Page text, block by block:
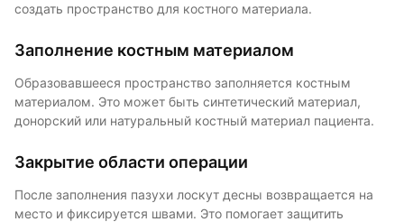
создать пространство для костного материала.
Заполнение костным материалом
Образовавшееся пространство заполняется костным
материалом. Это может быть синтетический материал,
донорский или натуральный костный материал пациента.
Закрытие области операции
После заполнения пазухи лоскут десны возвращается на
место и фиксируется швами. Это помогает защитить